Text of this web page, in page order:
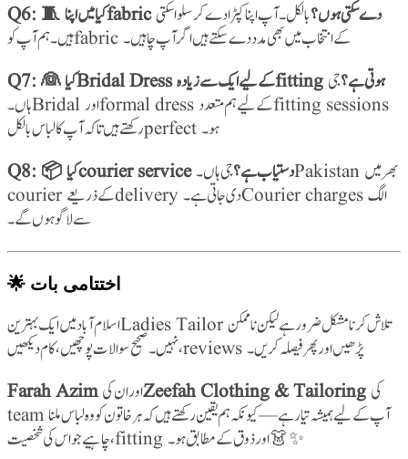
Q6: 🧵 کیا میں اپنا fabric دے سکتی ہوں؟بالکل۔ آپ اپنا کپڑا دے کر سلوا سکتی
ہیں۔ ہم آپ کو fabric کے انتخاب میں بھی مدد دے سکتے ہیں اگر آپ چاہیں۔
Q7: 👰 کیا Bridal Dress کے لیے ایک سے زیادہ fitting ہوتی ہے؟جی
ہاں۔ Bridal اور formal dress کے لیے ہم متعدد fitting sessions
رکھتے ہیں تاکہ آپ کا لباس بالکل perfect ہو۔
Q8: 📦 کیا courier service دستیاب ہے؟جی ہاں۔ Pakistan بھر میں
courier کے ذریعے delivery دی جاتی ہے۔ Courier charges الگ
سے لاگو ہوں گے۔
🌟 اختتامی بات
اسلام آباد میں ایک بہترین Ladies Tailor تلاش کرنا مشکل ضرور ہے لیکن ناممکن
نہیں۔ صحیح سوالات پوچھیں، کام دیکھیں، reviews پڑھیں اور پھر فیصلہ کریں۔
Farah Azim
Zeefah Clothing & Tailoring
team آپ کے لیے ہمیشہ تیار ہے — کیونکہ ہم یقین رکھتے ہیں کہ ہر خاتون کو وہ لباس ملنا
چاہیے جو اس کی شخصیت، fitting اور ذوق کے مطابق ہو۔ 👗✨